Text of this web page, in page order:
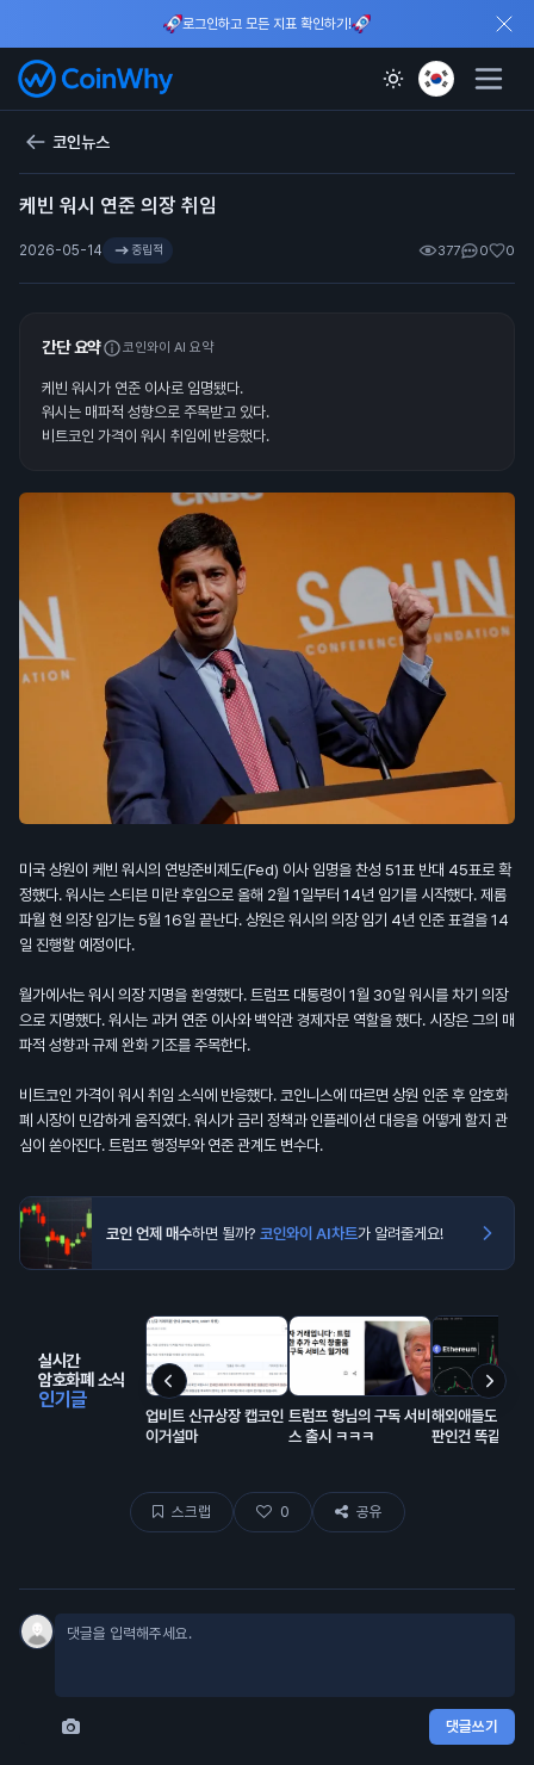
로그인하고 모든 지표 확인하기!
코인뉴스
케빈 워시 연준 의장 취임
2026-05-14 중립적 377 0 0
간단 요약 코인와이 AI 요약
케빈 워시가 연준 이사로 임명됐다.
워시는 매파적 성향으로 주목받고 있다.
비트코인 가격이 워시 취임에 반응했다.
미국 상원이 케빈 워시의 연방준비제도(Fed) 이사 임명을 찬성 51표 반대 45표로 확
정했다. 워시는 스티븐 미란 후임으로 올해 2월 1일부터 14년 임기를 시작했다. 제롬
파월 현 의장 임기는 5월 16일 끝난다. 상원은 워시의 의장 임기 4년 인준 표결을 14
일 진행할 예정이다.
월가에서는 워시 의장 지명을 환영했다. 트럼프 대통령이 1월 30일 워시를 차기 의장
으로 지명했다. 워시는 과거 연준 이사와 백악관 경제자문 역할을 했다. 시장은 그의 매
파적 성향과 규제 완화 기조를 주목한다.
비트코인 가격이 워시 취임 소식에 반응했다. 코인니스에 따르면 상원 인준 후 암호화
폐 시장이 민감하게 움직였다. 워시가 금리 정책과 인플레이션 대응을 어떻게 할지 관
심이 쏟아진다. 트럼프 행정부와 연준 관계도 변수다.
코인 언제 매수하면 될까? 코인와이 AI차트가 알려줄게요!
실시간
암호화폐 소식
인기글
업비트 신규상장 캡코인
이거설마
트럼프 형님의 구독 서비
스 출시 ㅋㅋㅋ
해외애들도 코인
판인건 똑같음
스크랩 0 공유
댓글쓰기